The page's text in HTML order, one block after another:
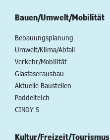
Bauen/Umwelt/Mobilität
Bebauungsplanung
Umwelt/Klima/Abfall
Verkehr/Mobilität
Glasfaserausbau
Aktuelle Baustellen
Paddelteich
CINDY S
Kultur/Freizeit/Tourismus